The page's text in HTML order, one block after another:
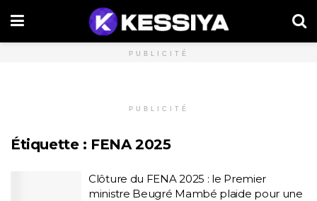
PUBLICITÉ
PUBLICITÉ
Étiquette : FENA 2025
Clôture du FENA 2025 : le Premier
ministre Beugré Mambé plaide pour une